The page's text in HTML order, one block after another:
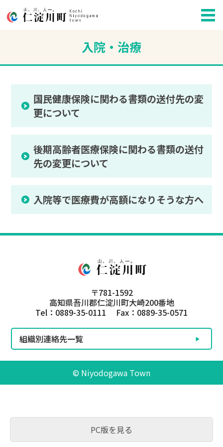
入院・治療
国民健康保険に関わる書類の送付先の変
更について
後期高齢者医療保険に関わる書類の送付
先の変更について
入院等で医療費が高額になりそうな方へ
〒781-1592
高知県吾川郡仁淀川町大崎200番地
Tel：0889-35-0111 Fax：0889-35-0571
組織別連絡先一覧
© Niyodogawa Town
PC版を見る